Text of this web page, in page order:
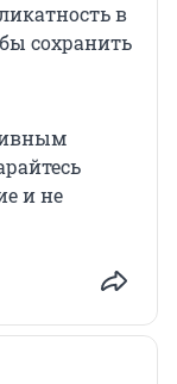
в
сохранить
и не